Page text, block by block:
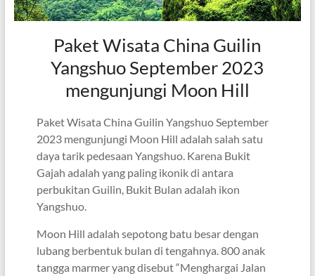
Paket Wisata China Guilin
Yangshuo September 2023
mengunjungi Moon Hill
Paket Wisata China Guilin Yangshuo September
2023 mengunjungi Moon Hill adalah salah satu
daya tarik pedesaan Yangshuo. Karena Bukit
Gajah adalah yang paling ikonik di antara
perbukitan Guilin, Bukit Bulan adalah ikon
Yangshuo.
Moon Hill adalah sepotong batu besar dengan
lubang berbentuk bulan di tengahnya. 800 anak
tangga marmer yang disebut “Menghargai Jalan